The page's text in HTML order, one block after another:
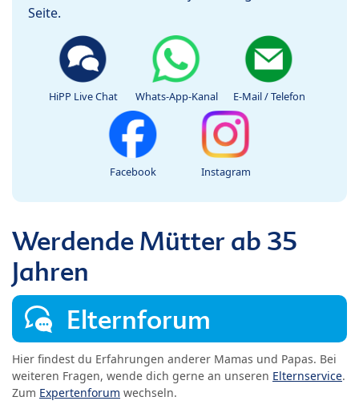
Seite.
HiPP Live Chat Whats-App-Kanal E-Mail / Telefon
Facebook Instagram
Werdende Mütter ab 35
Jahren
Elternforum
Hier findest du Erfahrungen anderer Mamas und Papas. Bei
weiteren Fragen, wende dich gerne an unseren Elternservice.
Zum Expertenforum wechseln.